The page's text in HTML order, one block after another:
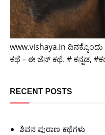
www.vishaya.in
ಕಥೆ – ಈ ಜೆನ್ ಕಥೆ. # ಕನ್ನಡ,
RECENT POSTS
ಶಿವನ ಪುರಾಣ ಕಥೆಗಳು